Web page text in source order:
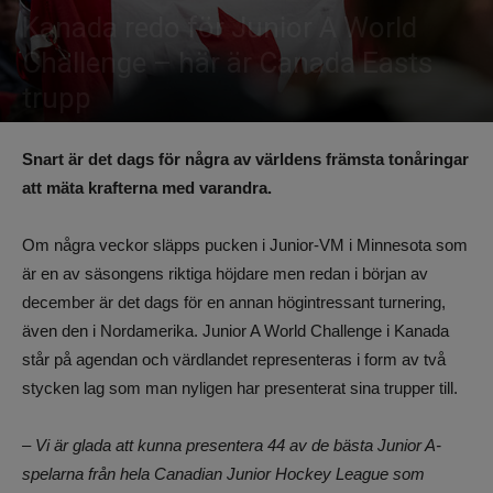
Kanada redo för Junior A World
Challenge – här är Canada Easts
Snart är det dags för några av världens främsta tonåringar
att mäta krafterna med varandra.
Om några veckor släpps pucken i Junior-VM i Minnesota som
är en av säsongens riktiga höjdare men redan i början av
december är det dags för en annan högintressant turnering,
även den i Nordamerika. Junior A World Challenge i Kanada
står på agendan och värdlandet representeras i form av två
stycken lag som man nyligen har presenterat sina trupper till.
– Vi är glada att kunna presentera 44 av de bästa Junior A-
spelarna från hela Canadian Junior Hockey League som